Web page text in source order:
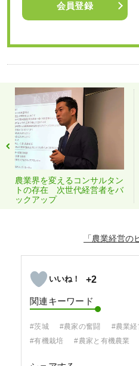
会員登録
農業界を変えるコンサルタン
トの存在 次世代経営者をバ
ックアップ
「農業経営の
+2
関連キーワード
#茨城 #農家の奮闘 #農業経
#有機栽培
#農家と有機農業